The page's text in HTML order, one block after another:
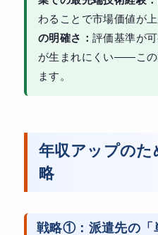
わることで市場価値が
の明確さ： 評価基準が
が生まれにくい——この
ます。
年収アップのた
略
戦略①：派遣先の「